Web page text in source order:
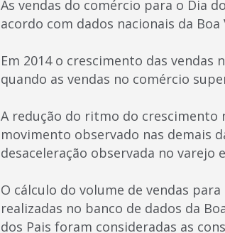
As vendas do comércio para o Dia
acordo com dados nacionais da Boa
Em 2014 o crescimento das
quando as vendas no comércio
A redução do ritmo do crescimento
movimento observado nas demais
desaceleração observada no varejo
O cálculo do volume de vendas
realizadas no banco de dados da
dos Pais foram consideradas as